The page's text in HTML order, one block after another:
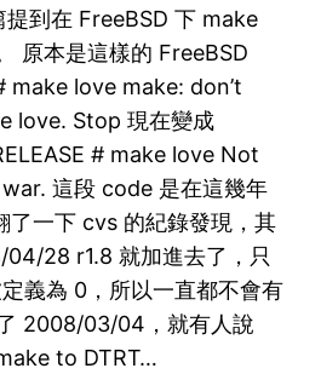
到在 FreeBSD 下 make
原本是這樣的 FreeBSD
make love make: don’t
love. Stop 現在變成
# make love Not
這段 code 是在這幾年
了一下 cvs 的紀錄發現，其
28 r1.8 就加進去了，只
義為 0，所以一直都不會有
2008/03/04，就有人說
to DTRT…